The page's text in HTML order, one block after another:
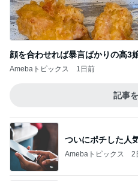
だいた 怖くなるチ
Amebaトピックス 2
応募したい当たっ
Amebaトピックス